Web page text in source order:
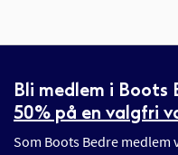
Bli medlem i Boots
50% på en valgfri
Som Boots Bedre